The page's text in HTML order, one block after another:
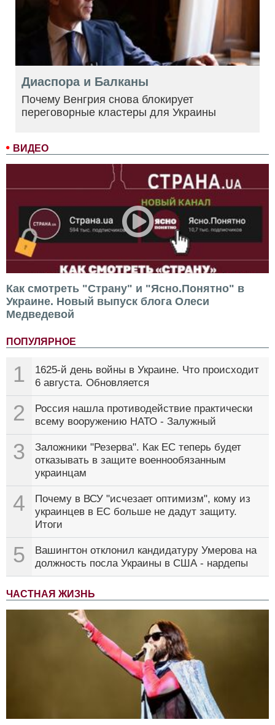
ВИДЕО
Как смотреть "Страну" и "Ясно.Понятно" в
Украине. Новый выпуск блога Олеси
Медведевой
ПОПУЛЯРНОЕ
1
1625-й день войны в Украине. Что происходит
6 августа. Обновляется
2
Россия нашла противодействие практически
всему вооружению НАТО - Залужный
3
Заложники "Резерва". Как ЕС теперь будет
отказывать в защите военнообязанным
украинцам
4
Почему в ВСУ "исчезает оптимизм", кому из
украинцев в ЕС больше не дадут защиту.
Итоги
5
Вашингтон отклонил кандидатуру Умерова на
должность посла Украины в США - нардепы
ЧАСТНАЯ ЖИЗНЬ
Диаспора и Балканы
Почему Венгрия снова блокирует
переговорные кластеры для Украины